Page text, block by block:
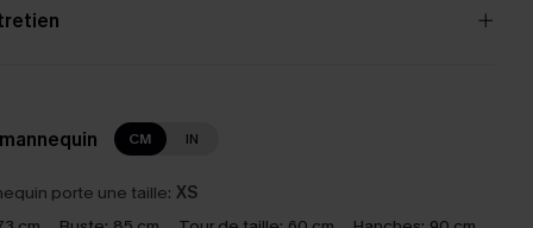
CM IN
porte une taille: XS